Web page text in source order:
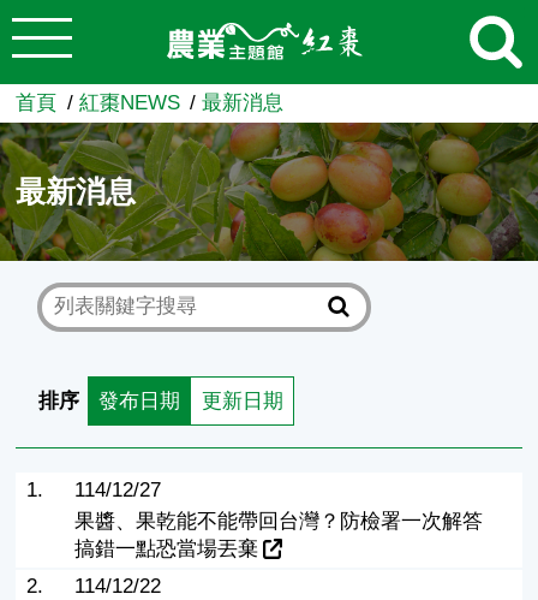
跳到主要內容
農業知識入口網
首頁 紅棗NEWS 最新消息
最新消息
排序 發布日期 更新日期
1.
114/12/27
果醬、果乾能不能帶回台灣？防檢署一次解答
搞錯一點恐當場丟棄
2.
114/12/22